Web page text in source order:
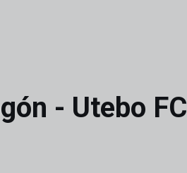
- Utebo FC